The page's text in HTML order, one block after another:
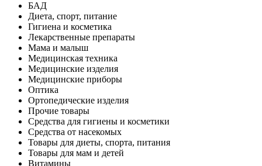
БАД
Диета, спорт, питание
Гигиена и косметика
Лекарственные препараты
Мама и малыш
Медицинская техника
Медицинские изделия
Медицинские приборы
Оптика
Ортопедические изделия
Прочие товары
Средства для гигиены и косметики
Средства от насекомых
Товары для диеты, спорта, питания
Товары для мам и детей
Витамины